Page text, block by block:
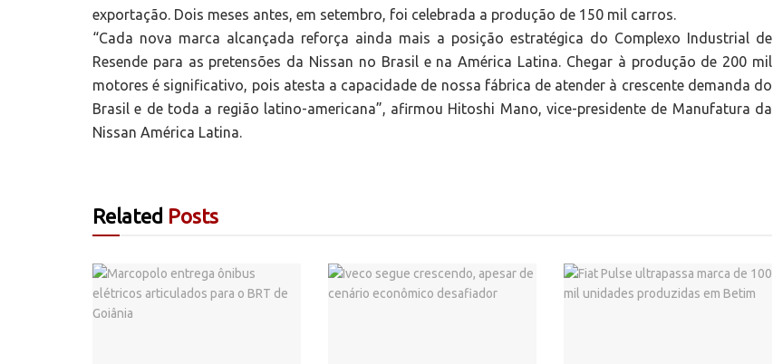
exportação. Dois meses antes, em setembro, foi celebrada a produção de 150 mil carros.
“Cada nova marca alcançada reforça ainda mais a posição estratégica do Complexo Industrial de
Resende para as pretensões da Nissan no Brasil e na América Latina. Chegar à produção de 200 mil
motores é significativo, pois atesta a capacidade de nossa fábrica de atender à crescente demanda do
Brasil e de toda a região latino-americana”, afirmou Hitoshi Mano, vice-presidente de Manufatura da
Nissan América Latina.
Related Posts